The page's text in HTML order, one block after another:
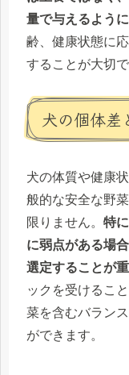
量で与えるよう
齢、健康状態に
することが大切で
犬の個体差
犬の体質や健康
般的な安全な野
限りません。 特
に弱点がある場
選定することが
ックを受けるこ
菜を含むバラン
ができます。